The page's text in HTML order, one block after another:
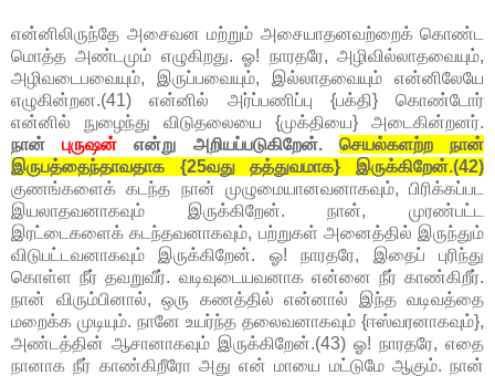
என்னிலிருந்தே அசைவன மற்றும் அசையாதனவற்றைக் கொண்ட
மொத்த அண்டமும் எழுகிறது. ஓ! நாரதரே, அழிவில்லாதவையும்,
அழிவடைபவையும், இருப்பவையும், இல்லாதவையும் என்னிலேயே
எழுகின்றன.(41) என்னில் அர்ப்பணிப்பு {பக்தி} கொண்டோர்
என்னில் நுழைந்து விடுதலையை {முக்தியை} அடைகின்றனர்.
நான்புருஷன் என்று அறியப்படுகிறேன்.
செயல்களற்ற நான்
இருபத்தைந்தாவதாக {25வது தத்துவமாக} இருக்கிறேன்.(42)
குணங்களைக் கடந்த நான் முழுமையானவனாகவும், பிரிக்கப்பட
இயலாதவனாகவும் இருக்கிறேன். நான், முரண்பட்ட
இரட்டைகளைக் கடந்தவனாகவும், பற்றுகள் அனைத்தில் இருந்தும்
விடுபட்டவனாகவும் இருக்கிறேன். ஓ! நாரதரே, இதைப் புரிந்து
கொள்ள நீர் தவறுவீர். வடிவுடையவனாக என்னை நீர் காண்கிறீர்.
நான் விரும்பினால், ஒரு கணத்தில் என்னால் இந்த வடிவத்தை
மறைக்க முடியும். நானே உயர்ந்த தலைவனாகவும் {ஈஸ்வரனாகவும்},
அண்டத்தின் ஆசானாகவும் இருக்கிறேன்.(43) ஓ! நாரதரே, எதை
நானாக நீர் காண்கிறீரோ அது என் மாயை மட்டுமே ஆகும். நான்